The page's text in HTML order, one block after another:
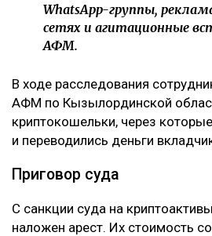
WhatsApp-группы,
сетях и агитационные
АФМ.
В ходе расследования
АФМ по Кызылординской
криптокошельки, через
и переводились деньги
Приговор суда
С санкции суда на
наложен арест. Их стоимость